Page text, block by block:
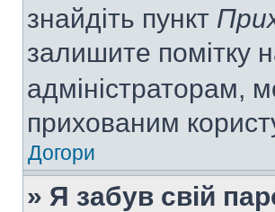
знайдіть пункт
залишите помітку
адміністраторам,
прихованим
Догори
» Я забув свій